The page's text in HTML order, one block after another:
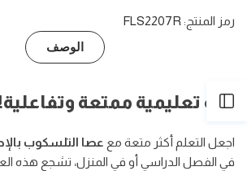
فتح
الشريط
التلسكوبي
مؤشر
التلسكوبي
مؤشر
رمز المنتج: FLS2207R
الوصف
أداة تعليمية ممتعة وتفاعلية!
اجعل التعلم أكثر متعة مع عصا التلسكوب
في الفصل الدراسي أو في المنزل، تشجع هذه